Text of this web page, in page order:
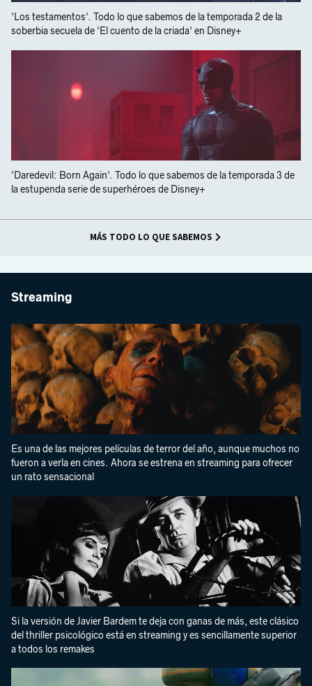
'Los testamentos'. Todo lo que sabemos de la temporada 2 de la
soberbia secuela de 'El cuento de la criada' en Disney+
'Daredevil: Born Again'. Todo lo que sabemos de la temporada 3 de
la estupenda serie de superhéroes de Disney+
MÁS TODO LO QUE SABEMOS
Streaming
Es una de las mejores películas de terror del año, aunque muchos no
fueron a verla en cines. Ahora se estrena en streaming para ofrecer
un rato sensacional
Si la versión de Javier Bardem te deja con ganas de más, este clásico
del thriller psicológico está en streaming y es sencillamente superior
a todos los remakes